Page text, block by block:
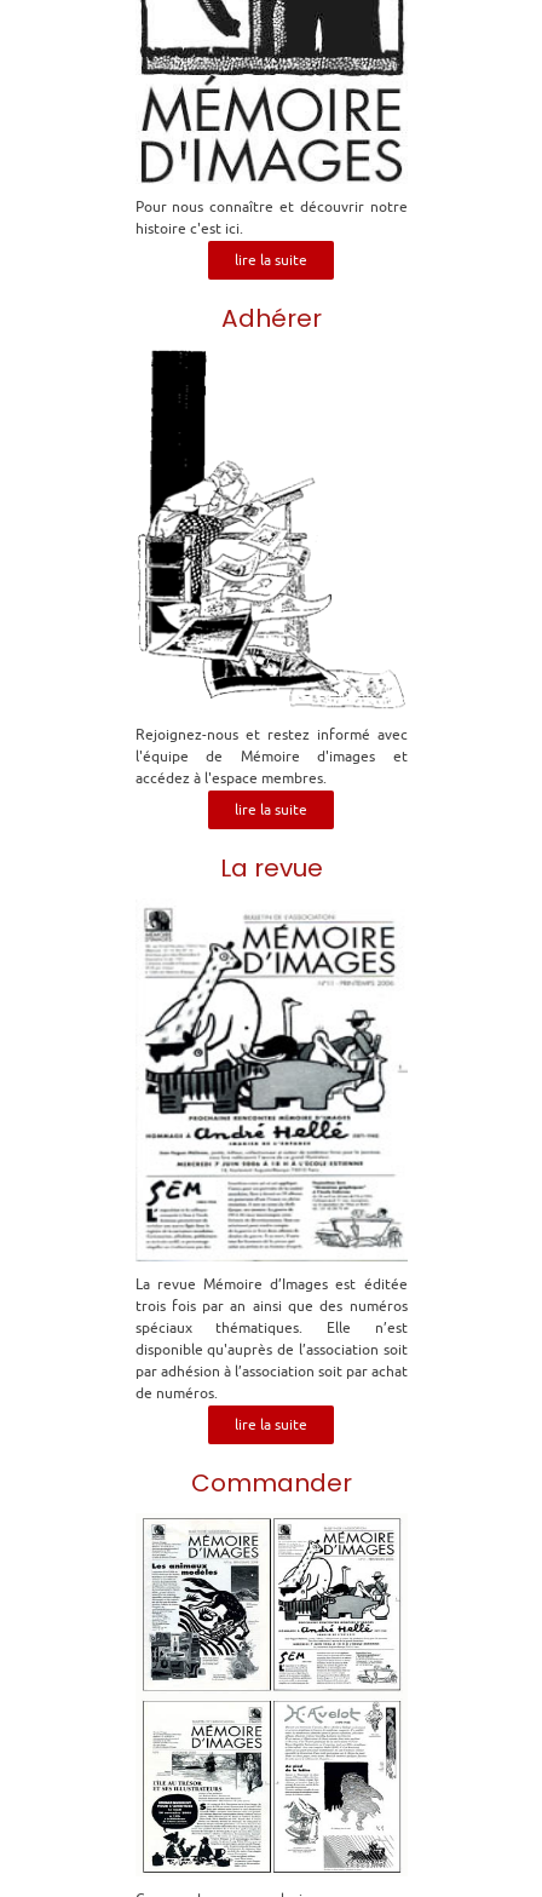
Pour nous connaître et découvrir notre
histoire c'est ici.
lire la suite
Adhérer
Rejoignez-nous et restez informé avec
l'équipe de Mémoire d'images et
accédez à l'espace membres.
lire la suite
La revue
La revue Mémoire d’Images est éditée
trois fois par an ainsi que des numéros
spéciaux thématiques. Elle n’est
disponible qu'auprès de l’association soit
par adhésion à l’association soit par achat
de numéros.
lire la suite
Commander